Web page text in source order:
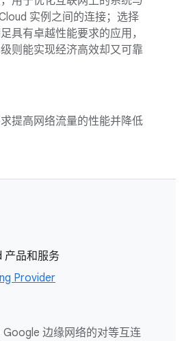
实例之间的连接；选择
具有卓越性能要求的应用，
则能实现经济高效却又可靠
提高网络流量的性能并降低
产品和服务
Provider
Google 边缘网络的对等互连